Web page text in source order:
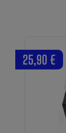
25,90 €